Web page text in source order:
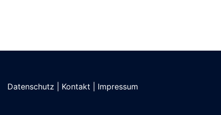
Datenschutz Kontakt Impressum